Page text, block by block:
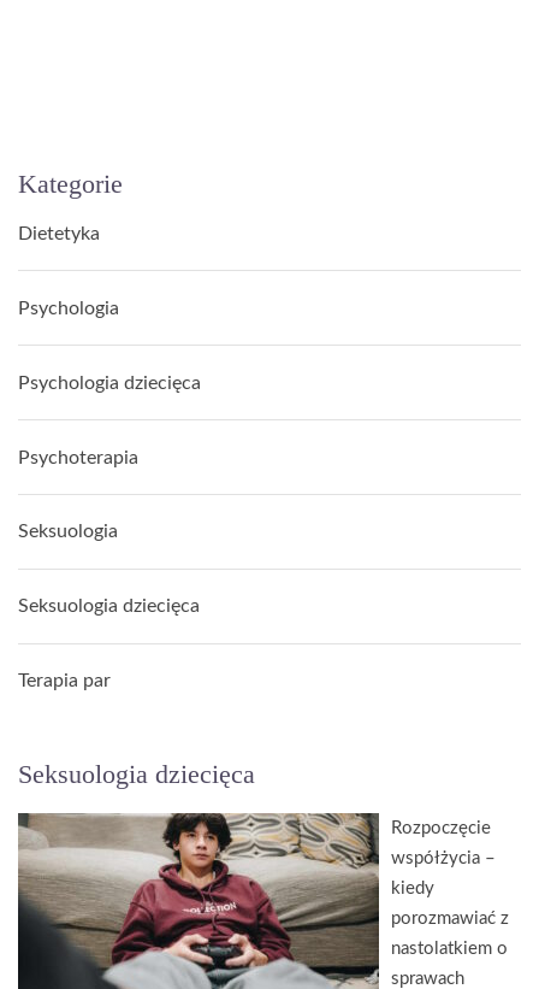
Kategorie
Dietetyka
Psychologia
Psychologia dziecięca
Psychoterapia
Seksuologia
Seksuologia dziecięca
Terapia par
Seksuologia dziecięca
Rozpoczęcie
współżycia –
kiedy
porozmawiać z
nastolatkiem o
sprawach